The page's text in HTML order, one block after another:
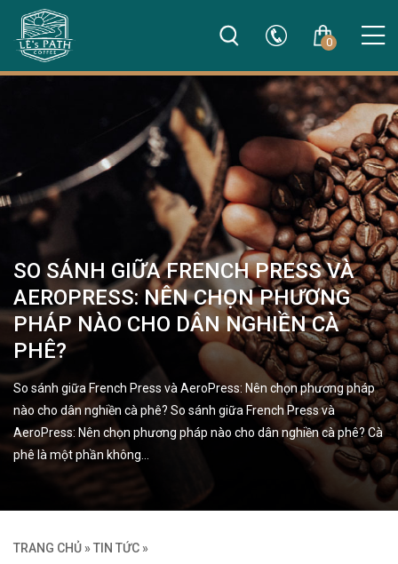
0
SO SÁNH GIỮA FRENCH PRESS VÀ
AEROPRESS: NÊN CHỌN PHƯƠNG
PHÁP NÀO CHO DÂN NGHIỀN CÀ
PHÊ?
So sánh giữa French Press và AeroPress: Nên chọn phương pháp
nào cho dân nghiền cà phê? So sánh giữa French Press và
AeroPress: Nên chọn phương pháp nào cho dân nghiền cà phê? Cà
phê là một phần không…
TRANG CHỦ » TIN TỨC »